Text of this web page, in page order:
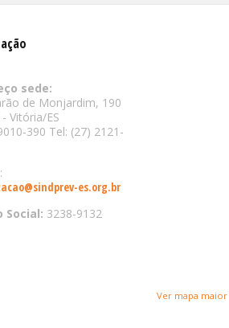
sede:
de Monjardim, 190
Vitória/ES
390 Tel: (27) 2121-
:
es.org.br
Social: 3238-9132
Ver mapa maior